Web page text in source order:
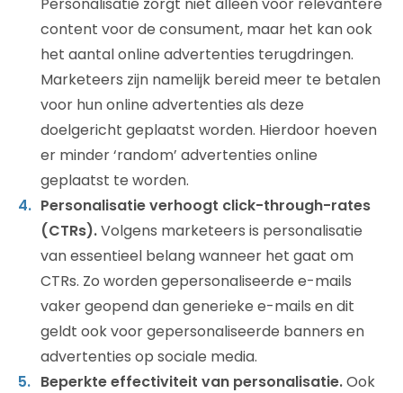
content voor de consument, maar het kan ook
het aantal online advertenties terugdringen.
Marketeers zijn namelijk bereid meer te betalen
voor hun online advertenties als deze
doelgericht geplaatst worden. Hierdoor hoeven
er minder ‘random’ advertenties online
geplaatst te worden.
Personalisatie verhoogt click-through-rates
(CTRs).Volgens marketeers is personalisatie
van essentieel belang wanneer het gaat om
CTRs. Zo worden gepersonaliseerde e-mails
vaker geopend dan generieke e-mails en dit
geldt ook voor gepersonaliseerde banners en
advertenties op sociale media.
Beperkte effectiviteit van personalisatie.Ook